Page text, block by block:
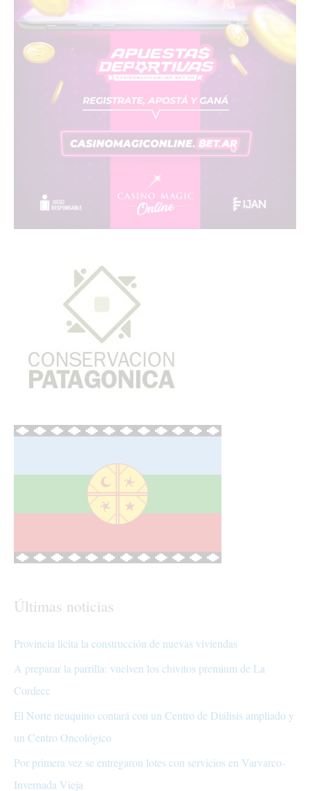
Últimas noticias
Provincia licita la construcción de nuevas viviendas
A preparar la parrilla: vuelven los chivitos premium de La
Cordecc
El Norte neuquino contará con un Centro de Diálisis ampliado y
un Centro Oncológico
Por primera vez se entregaron lotes con servicios en Varvarco-
Invernada Vieja